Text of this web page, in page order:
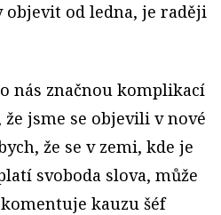
objevit od ledna, je raději
nás značnou komplikací
jsme se objevili v nové
že se v zemi, kde je
svoboda slova, může
kauzu šéf